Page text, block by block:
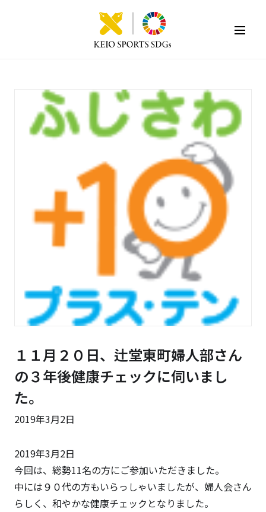
１１月２０日、辻堂東町婦人部さん
の３年後健康チェックに伺いまし
た。
2019年3月2日
2019年3月2日
今回は、総勢11名の方にご参加いただきました。
中には９０代の方もいらっしゃいましたが、婦人会さん
らしく、和やかな健康チェックとなりました。